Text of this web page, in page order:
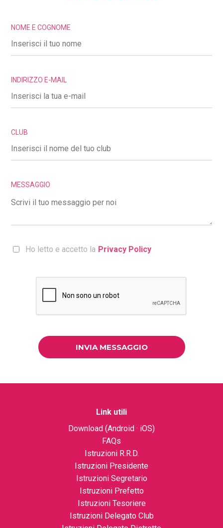
NOME E COGNOME
INDIRIZZO E-MAIL
CLUB
MESSAGGIO
Ho letto e accetto la Privacy Policy
INVIA MESSAGGIO
Link utili
Download (Android · iOS)
FAQs
Istruzioni R.R.D.
Istruzioni Presidente
Istruzioni Segretario
Istruzioni Prefetto
Istruzioni Tesoriere
Istruzioni Delegato Club